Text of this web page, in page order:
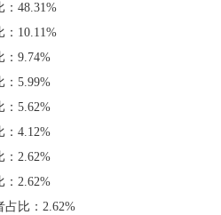
：48.31%
：10.11%
：9.74%
：5.99%
：5.62%
：4.12%
：2.62%
：2.62%
占比：2.62%